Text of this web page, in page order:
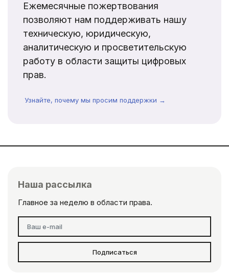
Ежемесячные пожертвования
позволяют нам поддерживать нашу
техническую, юридическую,
аналитическую и просветительскую
работу в области защиты цифровых
прав.
Узнайте, почему мы просим поддержки →
Наша рассылка
Главное за неделю в области права.
Подписаться